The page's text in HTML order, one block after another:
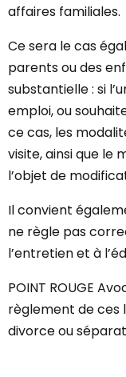
affaires familiales.
Ce sera le cas
parents ou des
substantielle : si
emploi, ou
ce cas, les
visite, ainsi que le
l’objet de
Il convient
ne règle pas
l’entretien et à
POINT ROUGE
règlement de ces
divorce ou